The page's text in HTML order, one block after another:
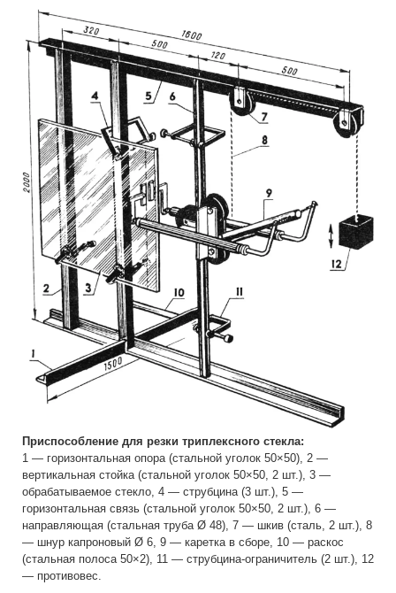
Приспособление для резки триплексного стекла:
1 — горизонтальная опора (стальной уголок 50×50), 2 —
вертикальная стойка (стальной уголок 50×50, 2 шт.), 3 —
обрабатываемое стекло, 4 — струбцина (3 шт.), 5 —
горизонтальная связь (стальной уголок 50×50, 2 шт.), 6 —
направляющая (стальная труба Ø 48), 7 — шкив (сталь, 2 шт.), 8
— шнур капроновый Ø 6, 9 — каретка в сборе, 10 — раскос
(стальная полоса 50×2), 11 — струбцина-ограничитель (2 шт.), 12
— противовес.